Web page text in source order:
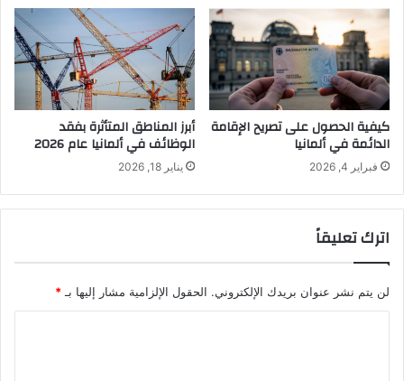
كيفية الحصول على تصريح الإقامة
الدائمة في ألمانيا
فبراير 4, 2026
أبرز المناطق المتأثرة بفقد
الوظائف في ألمانيا عام 2026
يناير 18, 2026
اترك تعليقاً
لن يتم نشر عنوان بريدك الإلكتروني. الحقول الإلزامية مشار إليها بـ *